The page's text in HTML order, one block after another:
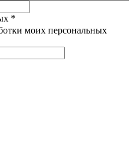
*
моих персональных